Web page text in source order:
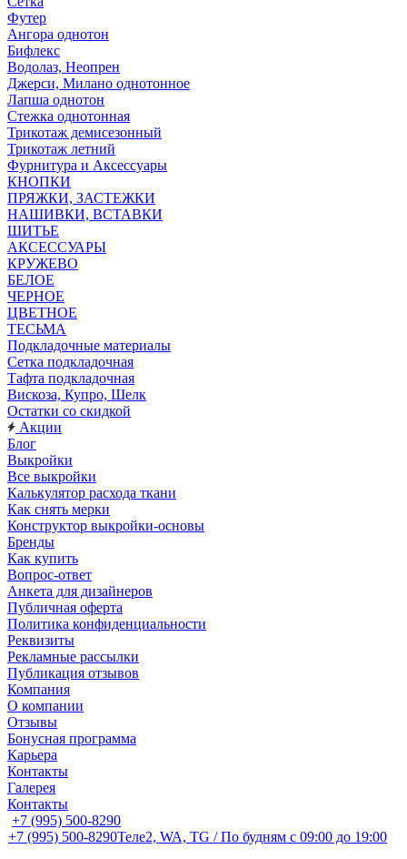
Футер
Ангора однотон
Бифлекс
Водолаз, Неопрен
Джерси, Милано однотонное
Лапша однотон
Стежка однотонная
Трикотаж демисезонный
Трикотаж летний
Фурнитура и Аксессуары
КНОПКИ
ПРЯЖКИ, ЗАСТЕЖКИ
НАШИВКИ, ВСТАВКИ
ШИТЬЕ
АКСЕССУАРЫ
КРУЖЕВО
БЕЛОЕ
ЧЕРНОЕ
ЦВЕТНОЕ
ТЕСЬМА
Подкладочные материалы
Сетка подкладочная
Тафта подкладочная
Вискоза, Купро, Шелк
Остатки со скидкой
Акции
Блог
Выкройки
Все выкройки
Калькулятор расхода ткани
Как снять мерки
Конструктор выкройки-основы
Бренды
Как купить
Вопрос-ответ
Анкета для дизайнеров
Публичная оферта
Политика конфиденциальности
Реквизиты
Рекламные рассылки
Публикация отзывов
Компания
О компании
Отзывы
Бонусная программа
Карьера
Контакты
Галерея
Контакты
+7 (995) 500-8290
+7 (995) 500-8290Теле2, WA, TG / По будням c 09:00 до 19:00